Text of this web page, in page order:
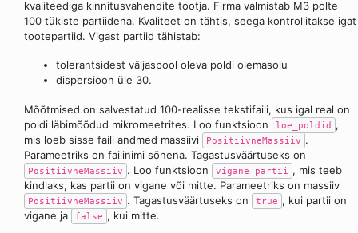
kvaliteediga kinnitusvahendite tootja. Firma valmistab M3 polte
100 tükiste partiidena. Kvaliteet on tähtis, seega kontrollitakse igat
tootepartiid. Vigast partiid tähistab:
tolerantsidest väljaspool oleva poldi olemasolu
dispersioon üle 30.
Mõõtmised on salvestatud 100-realisse tekstifaili, kus igal real on
poldi läbimõõdud mikromeetrites. Loo funktsioon
loe_poldid ,
mis loeb sisse faili andmed massiivi
PositiivneMassiiv .
Parameetriks on failinimi sõnena. Tagastusväärtuseks on
PositiivneMassiiv . Loo funktsioon vigane_partii
, mis teeb
kindlaks, kas partii on vigane või mitte. Parameetriks on massiiv
PositiivneMassiiv . Tagastusväärtuseks on true , kui partii on
vigane ja
false , kui mitte.